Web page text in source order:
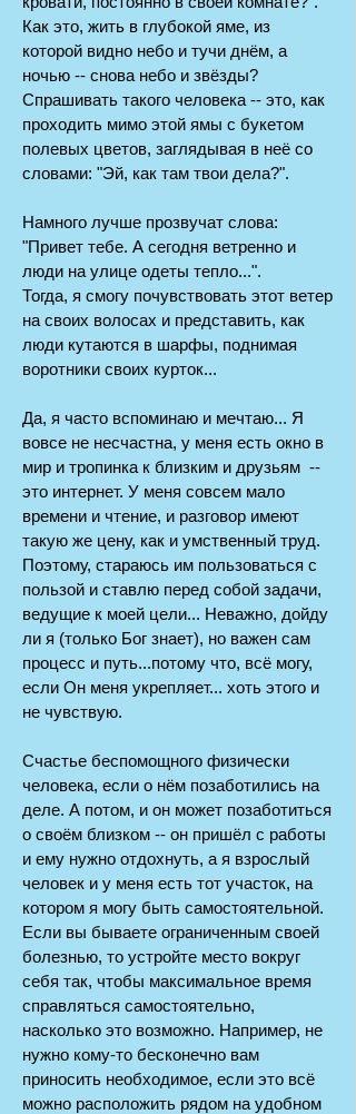
Как это, жить в глубокой яме, из
которой видно небо и тучи днём, а
ночью -- снова небо и звёзды?
Спрашивать такого человека -- это, как
проходить мимо этой ямы с букетом
полевых цветов, заглядывая в неё со
словами: "Эй, как там твои дела?".
Намного лучше прозвучат слова:
"Привет тебе. А сегодня ветренно и
люди на улице одеты тепло...".
Тогда, я смогу почувствовать этот ветер
на своих волосах и представить, как
люди кутаются в шарфы, поднимая
воротники своих курток...
Да, я часто вспоминаю и мечтаю... Я
вовсе не несчастна, у меня есть окно в
мир и тропинка к близким и друзьям --
это интернет. У меня совсем мало
времени и чтение, и разговор имеют
такую же цену, как и умственный труд.
Поэтому, стараюсь им пользоваться с
пользой и ставлю перед собой задачи,
ведущие к моей цели... Неважно, дойду
ли я (только Бог знает), но важен сам
процесс и путь...потому что, всё могу,
если Он меня укрепляет... хоть этого и
не чувствую.
Счастье беспомощного физически
человека, если о нём позаботились на
деле. А потом, и он может позаботиться
о своём близком -- он пришёл с работы
и ему нужно отдохнуть, а я взрослый
человек и у меня есть тот участок, на
котором я могу быть самостоятельной.
Если вы бываете ограниченным своей
болезнью, то устройте место вокруг
себя так, чтобы максимальное время
справляться самостоятельно,
насколько это возможно. Например, не
нужно кому-то бесконечно вам
приносить необходимое, если это всё
можно расположить рядом на удобном